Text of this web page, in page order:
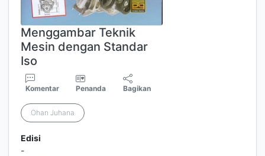
Menggambar Teknik
Mesin dengan Standar
Iso
Komentar Penanda Bagikan
Ohan Juhana
Edisi
-